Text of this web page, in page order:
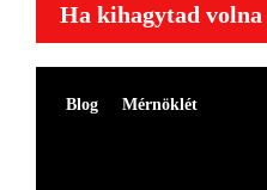
Ha kihagytad volna
Blog Mérnöklét